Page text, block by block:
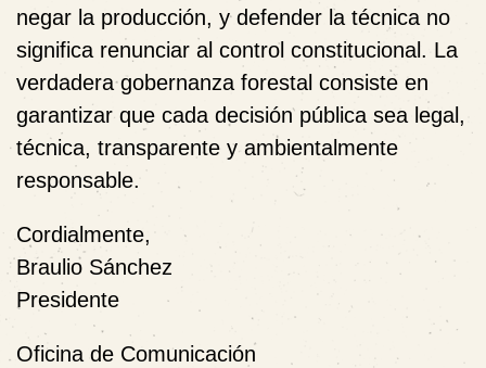
negar la producción, y defender la técnica no
significa renunciar al control constitucional. La
verdadera gobernanza forestal consiste en
garantizar que cada decisión pública sea legal,
técnica, transparente y ambientalmente
responsable.
Cordialmente,
Braulio Sánchez
Presidente
Oficina de Comunicación